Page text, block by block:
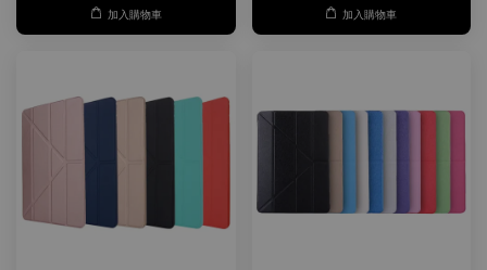
加入購物車 加入購物車